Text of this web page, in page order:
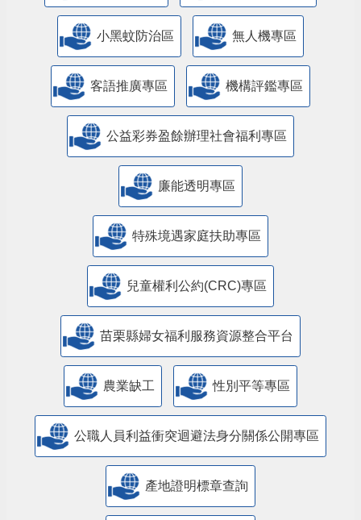
小黑蚊防治區 無人機專區
客語推廣專區 機構評鑑專區
公益彩券盈餘辦理社會福利專區
廉能透明專區
特殊境遇家庭扶助專區
兒童權利公約(CRC)專區
苗栗縣婦女福利服務資源整合平台
農業缺工 性別平等專區
公職人員利益衝突迴避法身分關係公開專區
產地證明標章查詢